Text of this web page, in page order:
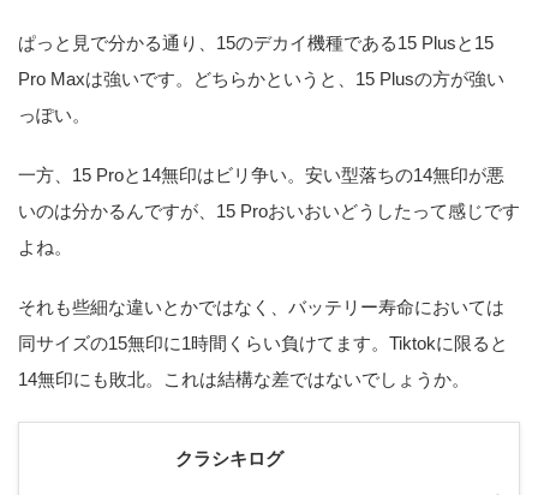
ぱっと見で分かる通り、15のデカイ機種である15 Plusと15
Pro Maxは強いです。どちらかというと、15 Plusの方が強い
っぽい。
一方、15 Proと14無印はビリ争い。安い型落ちの14無印が悪
いのは分かるんですが、15 Proおいおいどうしたって感じです
よね。
それも些細な違いとかではなく、バッテリー寿命においては
同サイズの15無印に1時間くらい負けてます。Tiktokに限ると
14無印にも敗北。これは結構な差ではないでしょうか。
クラシキログ